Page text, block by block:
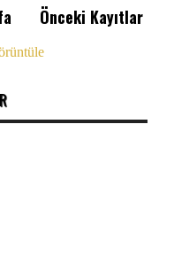
Önceki Kayıtlar